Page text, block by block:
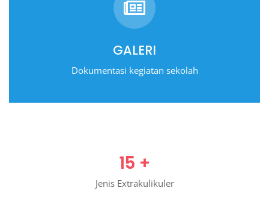
GALERI
Dokumentasi kegiatan sekolah
15 +
Jenis Extrakulikuler